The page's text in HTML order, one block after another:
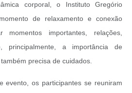
corporal, o Instituto Gregório
de relaxamento e conexão
momentos importantes, relações,
principalmente, a importância de
precisa de cuidados.
evento, os participantes se reuniram